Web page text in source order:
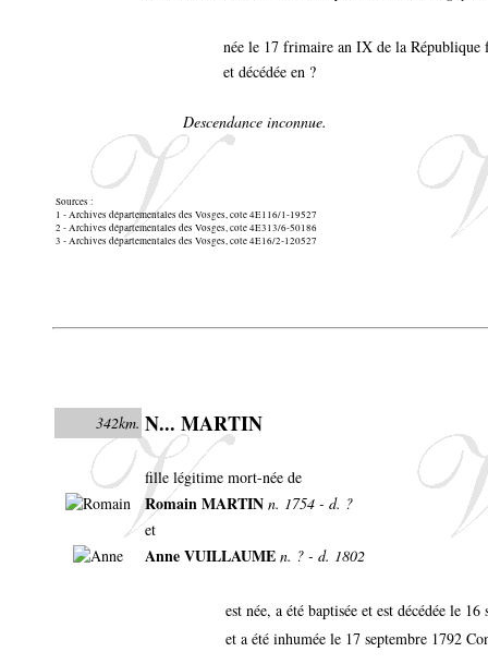
née le 17 frimaire an IX de la
et décédée en ?
Descendance inconnue.
Sources :
1 - Archives départementales des Vosges, cote 4E116/1-19527
2 - Archives départementales des Vosges, cote 4E313/6-50186
3 - Archives départementales des Vosges, cote 4E16/2-120527
342km. N... MARTIN
fille légitime mort-née de
Romain MARTIN n. 1754 - d. ?
et
Anne VUILLAUME n. ? - d. 1802
est née, a été baptisée et est décédée le
et a été inhumée le 17 septembre 1792